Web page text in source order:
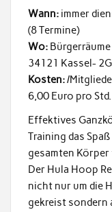
Wann:immer
(8 Termine)
Wo:
34121 Kassel-
Kosten:/
6,00 Euro pro Std.
Effektives
Training das
gesamten
Der Hula Hoop
nicht nur um die
gekreist sondern